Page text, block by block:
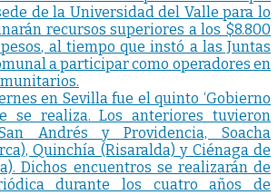
de la Universidad del Valle para lo
recursos superiores a los $8.800
al tiempo que instó a las Juntas
a participar como operadores en
en Sevilla fue el quinto ‘Gobierno
se realiza. Los anteriores tuvieron
Andrés y Providencia, Soacha
Quinchía (Risaralda) y Ciénaga de
Dichos encuentros se realizarán de
durante los cuatro años de